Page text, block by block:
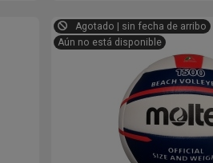
Agotado | sin fecha de arribo
Aún no está disponible